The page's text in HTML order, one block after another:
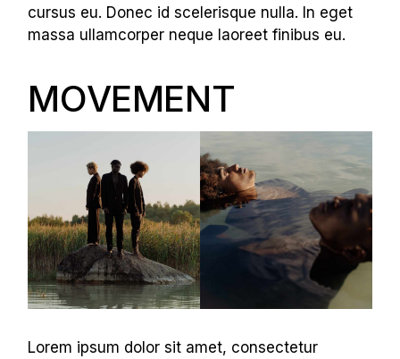
cursus eu. Donec id scelerisque nulla. In eget
massa ullamcorper neque laoreet finibus eu.
MOVEMENT
Lorem ipsum dolor sit amet, consectetur